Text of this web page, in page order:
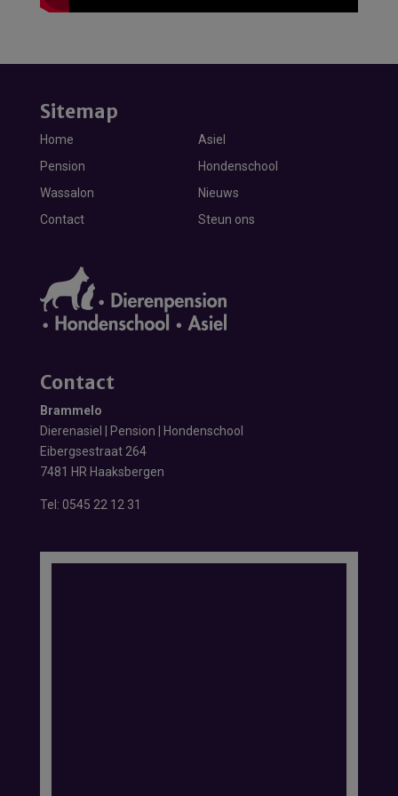
Sitemap
Home
Asiel
Pension
Hondenschool
Wassalon
Nieuws
Contact
Steun ons
Contact
Brammelo
Dierenasiel | Pension | Hondenschool
Eibergsestraat 264
7481 HR Haaksbergen
Tel: 0545 22 12 31